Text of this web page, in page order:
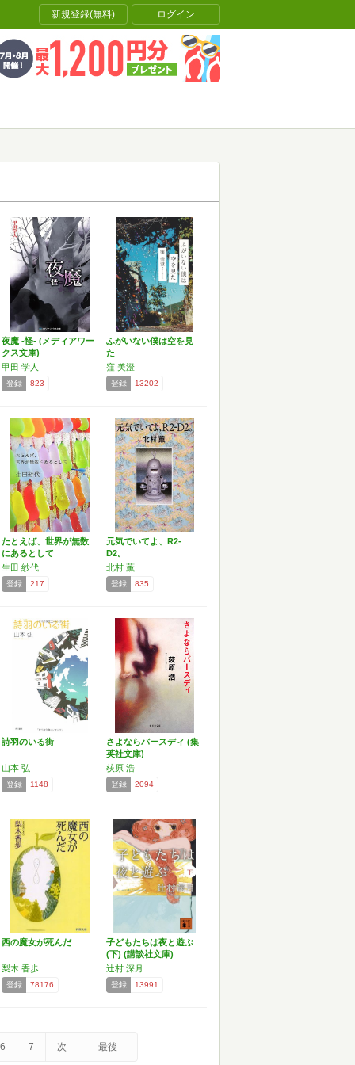
新規登録(無料) ログイン
夜魔 -怪- (メディアワー
クス文庫)
甲田 学人
登録 823
ふがいない僕は空を見
た
窪 美澄
登録 13202
たとえば、世界が無数
にあるとして
生田 紗代
登録 217
元気でいてよ、R2-
D2。
北村 薫
登録 835
詩羽のいる街
山本 弘
登録 1148
さよならバースディ (集
英社文庫)
荻原 浩
登録 2094
西の魔女が死んだ
梨木 香歩
登録 78176
子どもたちは夜と遊ぶ
(下) (講談社文庫)
辻村 深月
登録 13991
6 7 次 最後